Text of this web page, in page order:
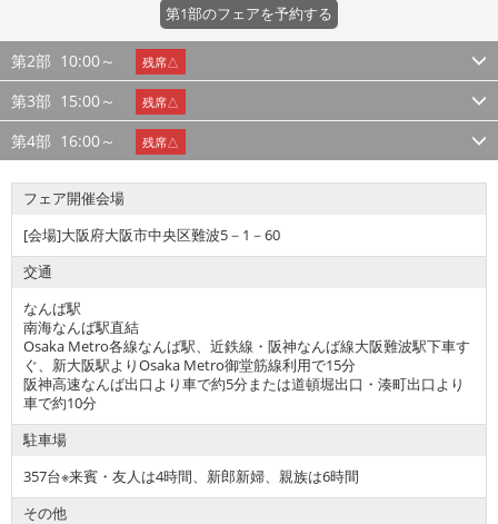
第1部のフェアを予約する
第2部 10:00～ 残席△
第3部 15:00～ 残席△
第4部 16:00～ 残席△
フェア開催会場
[会場]大阪府大阪市中央区難波5－1－60
交通
なんば駅
南海なんば駅直結
Osaka Metro各線なんば駅、近鉄線・阪神なんば線大阪難波駅下車す
ぐ、新大阪駅よりOsaka Metro御堂筋線利用で15分
阪神高速なんば出口より車で約5分または道頓堀出口・湊町出口より
車で約10分
駐車場
357台※来賓・友人は4時間、新郎新婦、親族は6時間
その他